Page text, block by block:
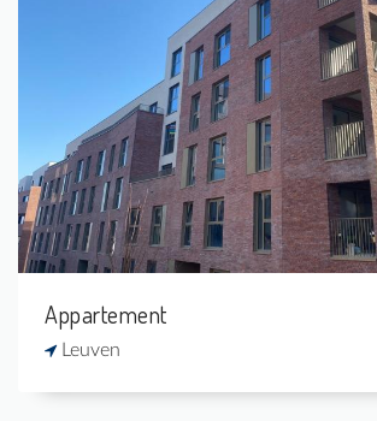
Verhuurd: Appartement
1
5 m²
1
76 m²
Appartement
Leuven